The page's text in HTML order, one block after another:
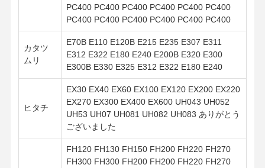
PC400 PC400 PC400 PC400 PC400 PC400
PC400 PC400 PC400 PC400 PC400 PC400
カタツ
ムリ
E70B E110 E120B E215 E235 E307 E311
E312 E322 E180 E240 E200B E320 E300
E300B E330 E325 E312 E322 E180 E240
ヒタチ
EX30 EX40 EX60 EX100 EX120 EX200 EX220
EX270 EX300 EX400 EX600 UH043 UH052
UH53 UH07 UH081 UH082 UH083 ありがとう
ございました
FH120 FH130 FH150 FH200 FH220 FH270
FH300 FH300 FH200 FH200 FH220 FH270